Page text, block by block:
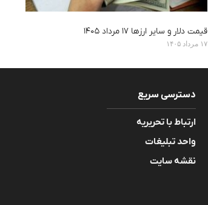
قیمت دلار و سایر ارزها ۱۷ مرداد ۱۴۰۵
۱۷ مرداد ۱۴۰۵
دسترسی سریع
ارتباط با تحریریه
واحد تبلیغات
نقشه سایت